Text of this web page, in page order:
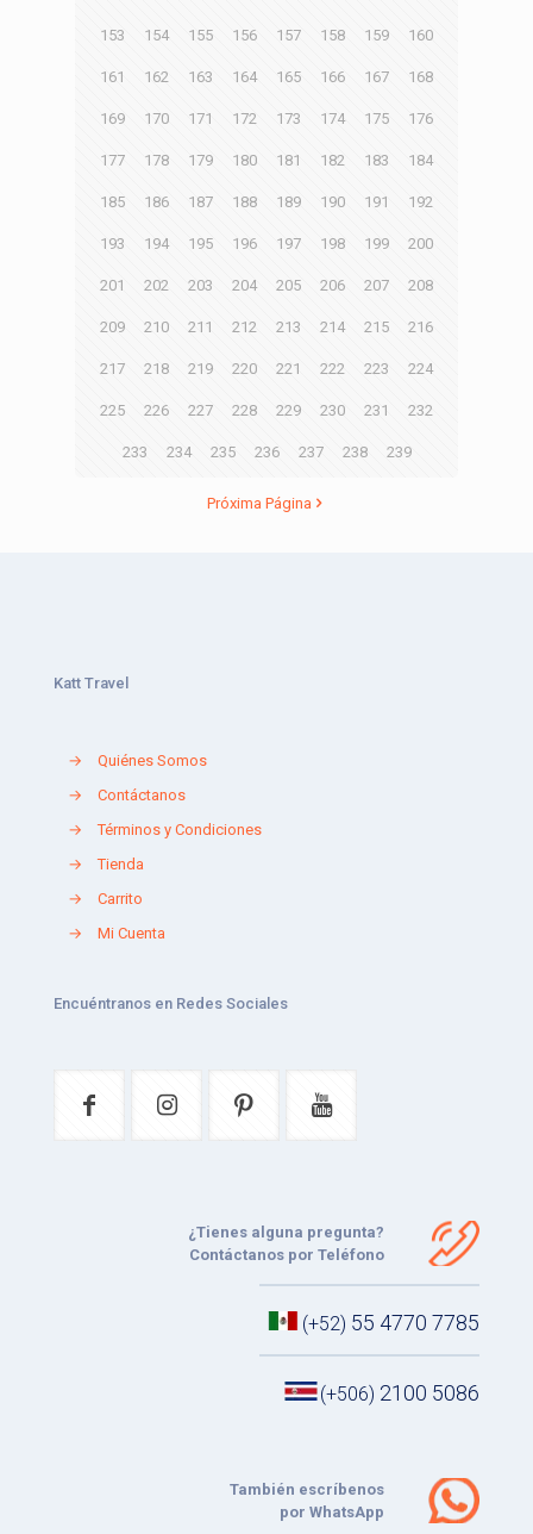
153 154 155 156 157 158 159 160
161 162 163 164 165 166 167 168
169 170 171 172 173 174 175 176
177 178 179 180 181 182 183 184
185 186 187 188 189 190 191 192
193 194 195 196 197 198 199 200
201 202 203 204 205 206 207 208
209 210 211 212 213 214 215 216
217 218 219 220 221 222 223 224
225 226 227 228 229 230 231 232
233 234 235 236 237 238 239
Próxima Página
Katt Travel
→
Quiénes Somos
→
Contáctanos
→
Términos y Condiciones
→
Tienda
→
Carrito
→
Mi Cuenta
Encuéntranos en Redes Sociales
¿Tienes alguna pregunta?
Contáctanos por Teléfono
(+52) 55 4770 7785
(+506) 2100 5086
También escríbenos
por WhatsApp